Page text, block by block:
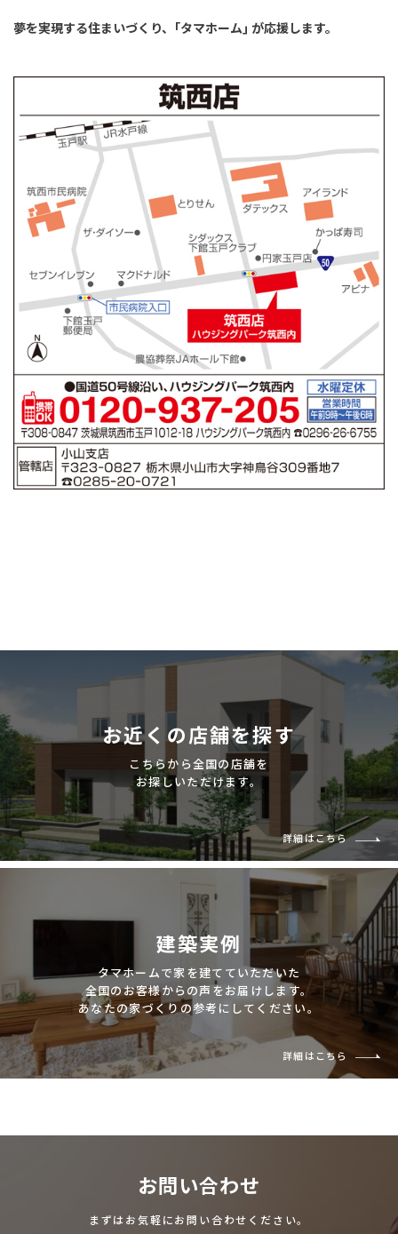
夢を実現する住まいづくり、｢タマホーム｣ が応援します。
お近くの店舗を探す
こちらから全国の店舗を
お探しいただけます。
詳細はこちら
建築実例
タマホームで家を建てていただいた
全国のお客様からの声をお届けします。
あなたの家づくりの参考にしてください。
詳細はこちら
お問い合わせ
まずはお気軽にお問い合わせください。